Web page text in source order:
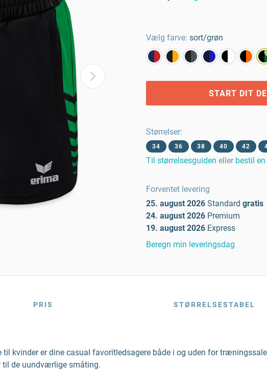
Vælg farve: sort/grøn
START DIT
Størrelser:
34 36 38 40 42
Til størrelsesguiden eller bestil
Forventet levering
25. august 2026 Standard gratis
24. august 2026 Premium
19. august 2026 Express
Beregn min leveringsdag
PRIS STØRRELSESTABEL
til kvinder er dine casual favoritledsagere både i og uden for
til de uundværlige småting.